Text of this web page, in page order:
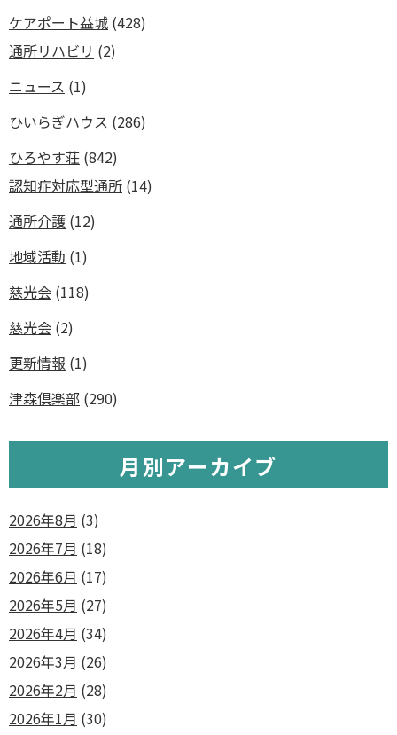
ケアポート益城 (428)
通所リハビリ (2)
ニュース (1)
ひいらぎハウス (286)
ひろやす荘 (842)
認知症対応型通所 (14)
通所介護 (12)
地域活動 (1)
慈光会 (118)
慈光会 (2)
更新情報 (1)
津森倶楽部 (290)
月別アーカイブ
2026年8月 (3)
2026年7月 (18)
2026年6月 (17)
2026年5月 (27)
2026年4月 (34)
2026年3月 (26)
2026年2月 (28)
2026年1月 (30)